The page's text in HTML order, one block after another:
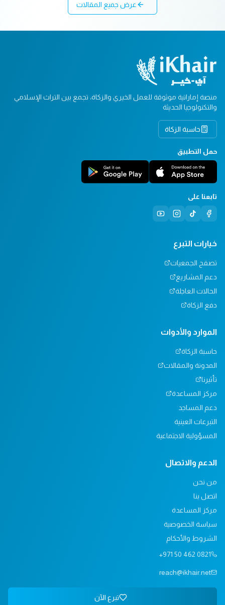
عرض جميع المقالات
منصة إماراتية موثوقة للعمل الخيري والزكاة، تجمع بين التراث الإسلامي
والتكنولوجيا الحديثة
حاسبة الزكاة
حمل التطبيق
تابعنا على
خيارات التبرع
تصفح الجمعيات
دعم المشاريع
الحالات العاجلة
دفع الزكاة
الموارد والأدوات
حاسبة الزكاة
المدونة والمقالات
تأثيرنا
مركز المساعدة
دعم المساجد
التبرعات العينية
المسؤولية الاجتماعية
الدعم والاتصال
من نحن
اتصل بنا
مركز المساعدة
سياسة الخصوصية
الشروط والأحكام
+971 50 462 0821
reach@ikhair.net
تبرع الآن